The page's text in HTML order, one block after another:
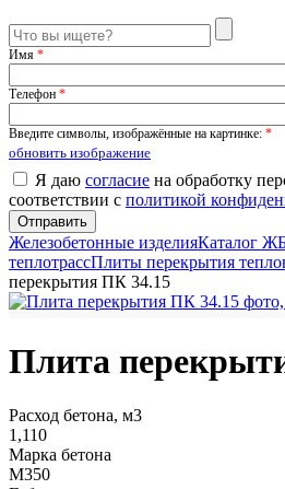
Имя *
Телефон *
Введите символы, изображённые на картинке: *
обновить изображение
Я даю согласие на обработку
соответствии с политикой
Железобетонные изделияКаталог
теплотрассПлиты перекрытия
перекрытия ПК 34.15
Плита
Расход бетона, м3
1,110
Марка бетона
М350